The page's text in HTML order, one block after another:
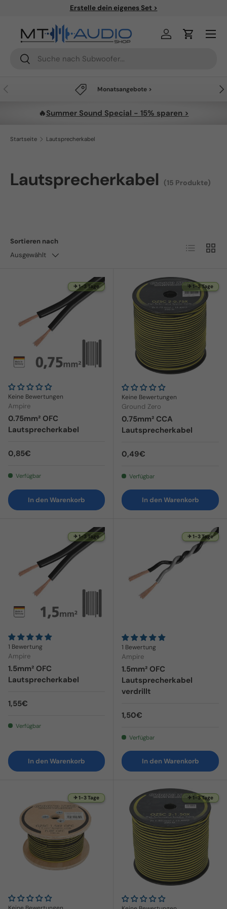
Erstelle dein eigenes Set >
Suchen
Suchen
Einloggen
Menü
Vorherige Monatsangebote >
🔥Summer Sound Special - 15% sparen >
Startseite Lautsprecherkabel
Lautsprecherkabel (15 Produkte)
Sortieren nach
Ausgewählt
Produktliste
✈ 1-3 Tage
Keine Bewertungen
Ampire
0.75mm² OFC
Lautsprecherkabel
Normaler Preis
0,85€
Verfügbar
In den Warenkorb
✈ 1-3 Tage
Keine Bewertungen
Ground Zero
0.75mm² CCA
Lautsprecherkabel
Normaler Preis
0,49€
Verfügbar
In den Warenkorb
✈ 1-3 Tage
1 Bewertung
Ampire
1.5mm² OFC
Lautsprecherkabel
Normaler Preis
1,55€
Verfügbar
In den Warenkorb
✈ 1-3 Tage
1 Bewertung
Ampire
1.5mm² OFC
Lautsprecherkabel
verdrillt
Normaler Preis
1,50€
Verfügbar
In den Warenkorb
✈ 1-3 Tage ✈ 1-3 Tage